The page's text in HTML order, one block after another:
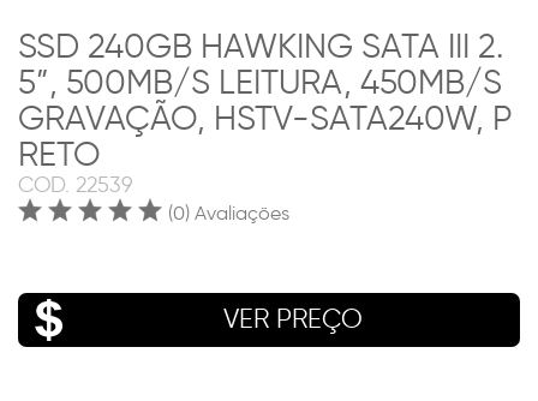
SSD 240GB HAWKING SATA III 2.
5”, 500MB/S LEITURA, 450MB/S
GRAVAÇÃO, HSTV-SATA240W, P
RETO
COD. 22539
(0) Avaliações
VER PREÇO